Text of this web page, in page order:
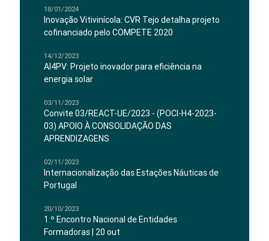
18/01/2024
Inovação Vitivinícola: CVR Tejo detalha projeto
cofinanciado pelo COMPETE 2020
14/12/2023
AI4PV: Projeto inovador para eficiência na
energia solar
03/11/2023
Convite 03/REACT-UE/2023 - (POCI-H4-2023-
03) APOIO À CONSOLIDAÇÃO DAS
APRENDIZAGENS
02/11/2023
Internacionalização das Estações Náuticas de
Portugal
20/10/2023
1.º Encontro Nacional de Entidades
Formadoras | 20 out